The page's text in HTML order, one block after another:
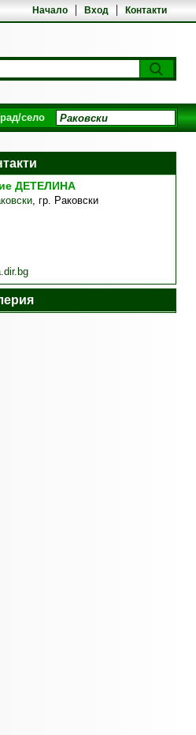
Начало Вход Контакти
село
ДЕТЕЛИНА
, гр. Раковски